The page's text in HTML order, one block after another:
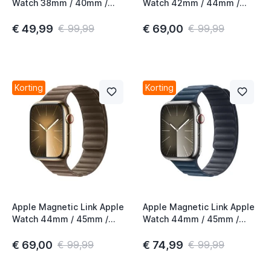
Watch 38mm / 40mm /
M/L
€ 49,99 € 99,99
Watch 42mm / 44mm /
S/M
€ 69,00 € 99,99
Korting
Apple Magnetic Link Apple
Watch 44mm / 45mm /
€ 69,00 € 99,99
Korting
Apple Magnetic Link Apple
Watch 44mm / 45mm /
M/L
€ 74,99 € 99,99